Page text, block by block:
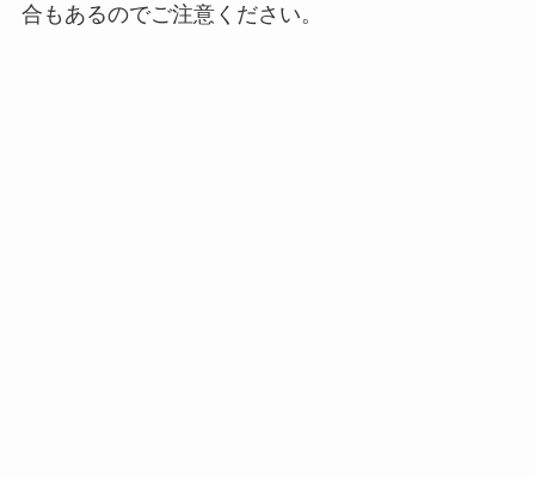
合もあるのでご注意ください。